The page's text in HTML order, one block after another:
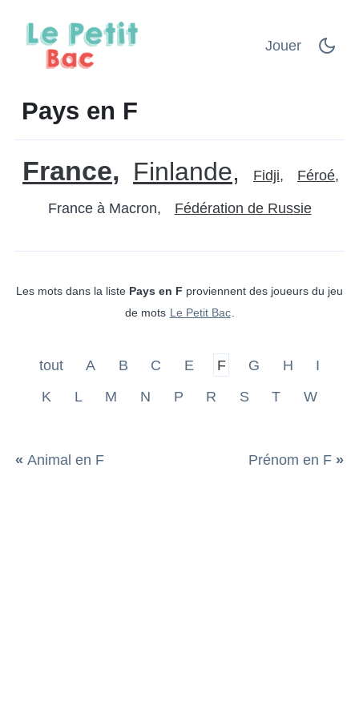
Jouer
Pays en F
France Finlande Fidji Féroé
France à Macron Fédération de Russie
Les mots dans la liste Pays en F proviennent des joueurs du jeu
de mots Le Petit Bac
tout A B C E F G H
I
K
L M N P R S T W
« Animal en F Prénom en F »